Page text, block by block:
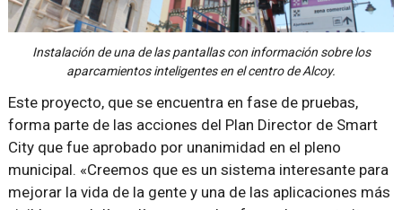
Instalación de una de las pantallas con información sobre los
aparcamientos inteligentes en el centro de Alcoy.
Este proyecto, que se encuentra en fase de pruebas,
forma parte de las acciones del Plan Director de Smart
City que fue aprobado por unanimidad en el pleno
municipal. «Creemos que es un sistema interesante para
mejorar la vida de la gente y una de las aplicaciones más